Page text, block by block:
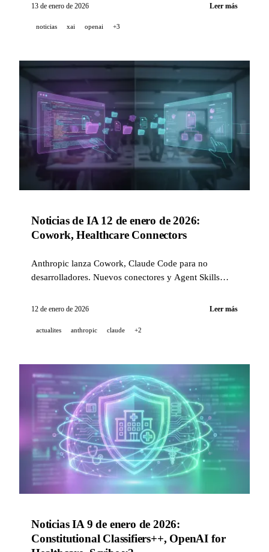
13 de enero de 2026 Leer más
noticias xai openai +3
Noticias de IA 12 de enero de 2026:
Cowork, Healthcare Connectors
Anthropic lanza Cowork, Claude Code para no
desarrolladores. Nuevos conectores y Agent Skills
12 de enero de 2026 Leer más
actualites anthropic claude +2
Noticias IA 9 de enero de 2026:
Constitutional Classifiers++, OpenAI for